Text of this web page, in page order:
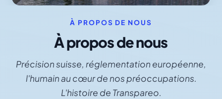
À PROPOS DE NOUS
À propos de nous
Précision suisse, réglementation européenne,
l'humain au cœur de nos préoccupations.
L'histoire de Transpareo.